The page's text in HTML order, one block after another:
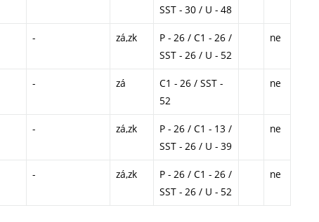
SST - 30 / U - 48
- zá,zk
P - 26 / C1 - 26 /
SST - 26 / U - 52
ne
- zá
C1 - 26 / SST -
52
ne
- zá,zk
P - 26 / C1 - 13 /
SST - 26 / U - 39
ne
- zá,zk
P - 26 / C1 - 26 /
SST - 26 / U - 52
ne